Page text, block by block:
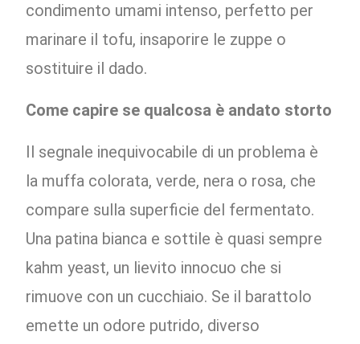
condimento umami intenso, perfetto per
marinare il tofu, insaporire le zuppe o
sostituire il dado.
Come capire se qualcosa è andato storto
Il segnale inequivocabile di un problema è
la muffa colorata, verde, nera o rosa, che
compare sulla superficie del fermentato.
Una patina bianca e sottile è quasi sempre
kahm yeast, un lievito innocuo che si
rimuove con un cucchiaio. Se il barattolo
emette un odore putrido, diverso